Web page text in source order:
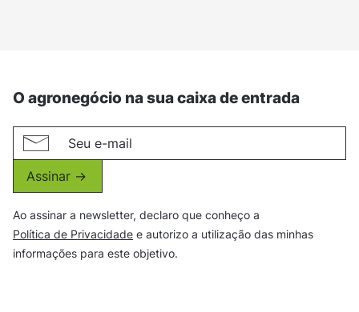
O agronegócio na sua caixa de entrada
Assinar ->
Ao assinar a newsletter, declaro que conheço a
Política de Privacidade e autorizo a utilização das minhas
informações para este objetivo.